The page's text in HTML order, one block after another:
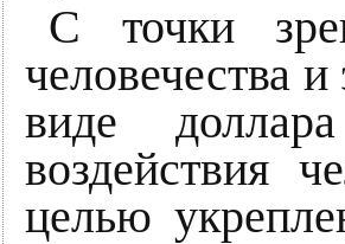
С точки
человечества
виде
воздействия
целью